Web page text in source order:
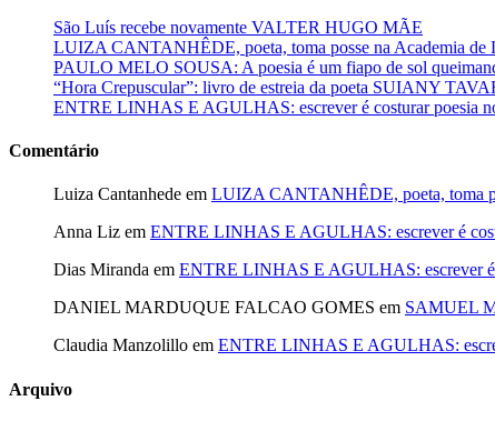
São Luís recebe novamente VALTER HUGO MÃE
LUIZA CANTANHÊDE, poeta, toma posse na Academia de
PAULO MELO SOUSA: A poesia é um fiapo de sol
“Hora Crepuscular”: livro de estreia da poeta SUIANY
ENTRE LINHAS E AGULHAS: escrever é costurar poesia
Comentário
Luiza Cantanhede em LUIZA CANTANHÊDE, poeta, toma
Anna Liz em ENTRE LINHAS E AGULHAS: escrever é
Dias Miranda em ENTRE LINHAS E AGULHAS: escrever é
DANIEL MARDUQUE FALCAO GOMES em SAMUEL
Claudia Manzolillo em ENTRE LINHAS E AGULHAS:
Arquivo